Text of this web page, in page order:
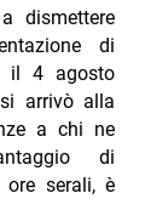
dismettere
di
il 4 agosto
arrivò alla
a chi ne
di
ore serali, è